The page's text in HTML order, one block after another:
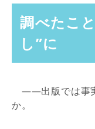
調べたこ
し”に
――出版では事
か。